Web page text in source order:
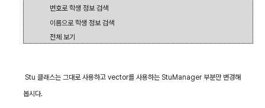
번호로 학생 정보 검색
이름으로 학생 정보 검색
전체 보기
Stu클래스는 그대로 사용하고 vector를 사용하는 StuManager부분만 변경해
봅시다.